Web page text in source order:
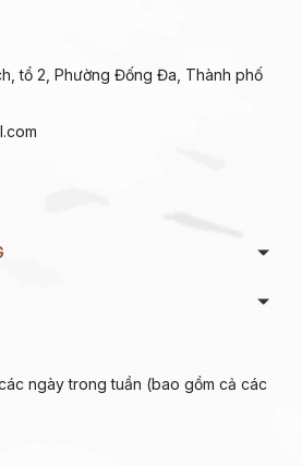
tổ 2, Phường Đống Đa, Thành phố
ngày trong tuần (bao gồm cả các